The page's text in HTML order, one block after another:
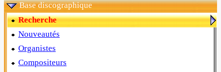
Base discographique
Recherche
Nouveautés
Organistes
Compositeurs